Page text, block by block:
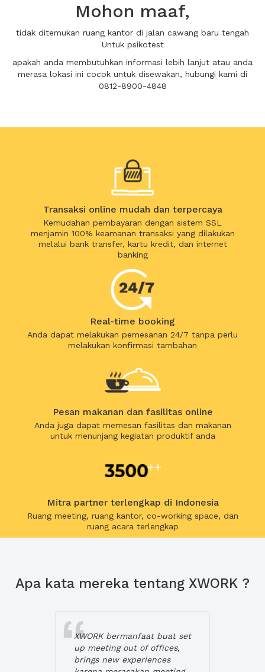
Mohon maaf,
tidak ditemukan ruang kantor di jalan cawang baru tengah
Untuk psikotest
apakah anda membutuhkan informasi lebih lanjut atau anda
merasa lokasi ini cocok untuk disewakan, hubungi kami di
0812-8900-4848
Transaksi online mudah dan terpercaya
Kemudahan pembayaran dengan sistem SSL
menjamin 100% keamanan transaksi yang dilakukan
melalui bank transfer, kartu kredit, dan internet
banking
Real-time booking
Anda dapat melakukan pemesanan 24/7 tanpa perlu
melakukan konfirmasi tambahan
Pesan makanan dan fasilitas online
Anda juga dapat memesan fasilitas dan makanan
untuk menunjang kegiatan produktif anda
Mitra partner terlengkap di Indonesia
Ruang meeting, ruang kantor, co-working space, dan
ruang acara terlengkap
Apa kata mereka tentang XWORK ?
XWORK bermanfaat buat set
up meeting out of offices,
brings new experiences